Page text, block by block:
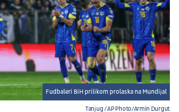
Tanjug / AP Photo/Armin Durgut
Fudbaleri BiH prilikom prolaska na Mundijal